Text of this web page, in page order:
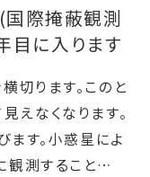
国際掩蔽観測
目に入ります
切ります。このと
えなくなります。
ます。小惑星によ
観測すること…